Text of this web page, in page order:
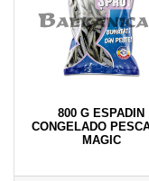
800 G ESPADIN
CONGELADO
MAGIC